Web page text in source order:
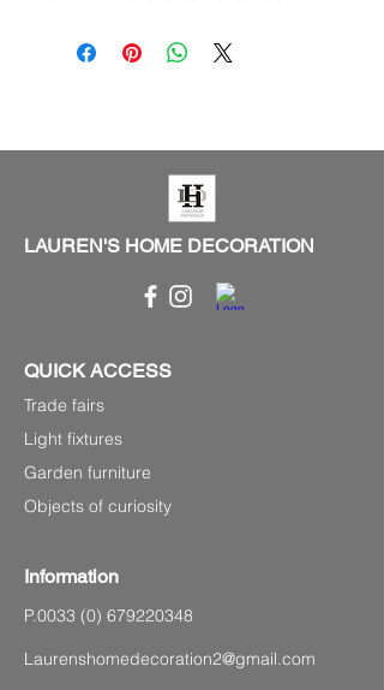
LAUREN'S HOME DECORATION
QUICK ACCESS
Trade fairs
Light fixtures
Garden furniture
Objects of curiosity
Information
P.0033 (0) 679220348
Laurenshomedecoration2@gmail.com